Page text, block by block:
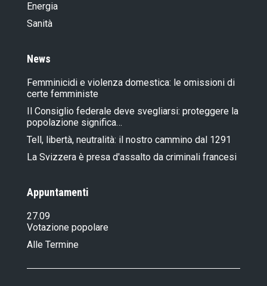
Energia
Sanità
News
Femminicidi e violenza domestica: le omissioni di
certe femministe
Il Consiglio federale deve svegliarsi: proteggere la
popolazione significa…
Tell, libertà, neutralità: il nostro cammino dal 1291
La Svizzera è presa d'assalto da criminali francesi
Appuntamenti
27.09
Votazione popolare
Alle Termine